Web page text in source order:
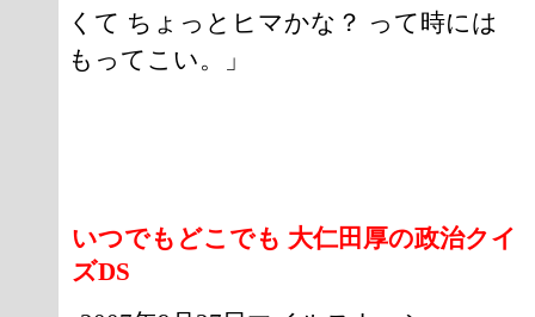
くて ちょっとヒマかな？ って時には
もってこい。」
いつでもどこでも 大仁田厚の政治クイ
ズDS